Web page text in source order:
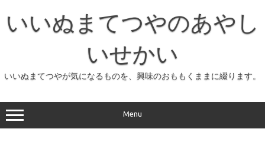
プ
いいぬまてつやのあやし
いせかい
いいぬまてつやが気になるものを、興味のおももくままに綴ります。
Menu